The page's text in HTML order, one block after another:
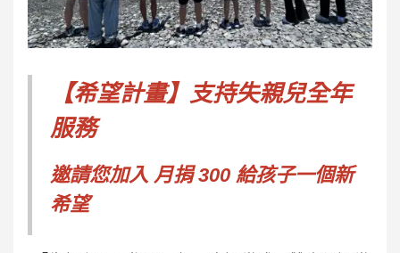
【希望計畫】支持失親兒全年
服務
邀請您加入 月捐 300 給孩子一個新
希望